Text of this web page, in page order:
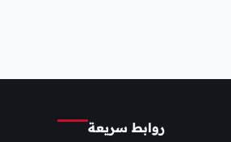
روابط سريعة